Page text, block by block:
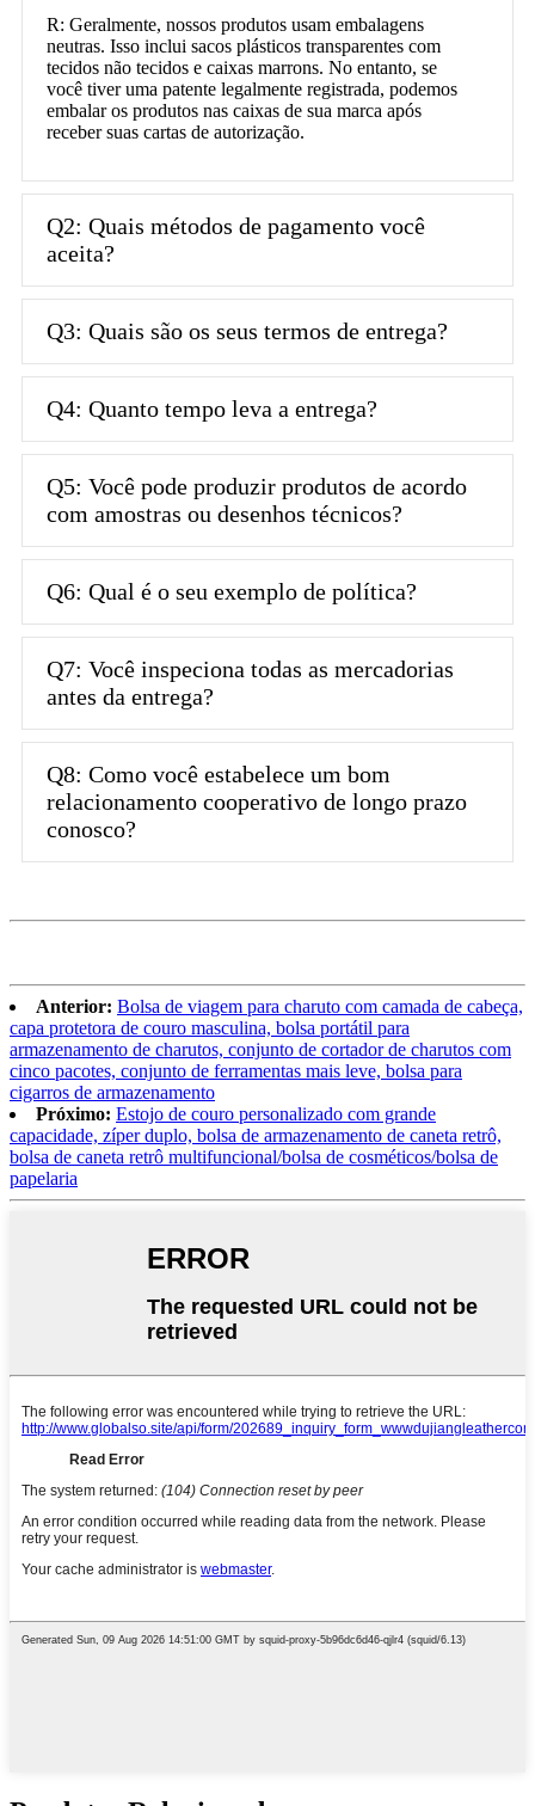
R: Geralmente, nossos produtos usam embalagens
neutras. Isso inclui sacos plásticos transparentes com
tecidos não tecidos e caixas marrons. No entanto, se
você tiver uma patente legalmente registrada, podemos
embalar os produtos nas caixas de sua marca após
receber suas cartas de autorização.
Q2: Quais métodos de pagamento você
aceita?
Q3: Quais são os seus termos de entrega?
Q4: Quanto tempo leva a entrega?
Q5: Você pode produzir produtos de acordo
com amostras ou desenhos técnicos?
Q6: Qual é o seu exemplo de política?
Q7: Você inspeciona todas as mercadorias
antes da entrega?
Q8: Como você estabelece um bom
relacionamento cooperativo de longo prazo
conosco?
Anterior: Bolsa de viagem para charuto com camada de cabeça,
capa protetora de couro masculina, bolsa portátil para
armazenamento de charutos, conjunto de cortador de charutos com
cinco pacotes, conjunto de ferramentas mais leve, bolsa para
cigarros de armazenamento
Próximo: Estojo de couro personalizado com grande
capacidade, zíper duplo, bolsa de armazenamento de caneta retrô,
bolsa de caneta retrô multifuncional/bolsa de cosméticos/bolsa de
papelaria